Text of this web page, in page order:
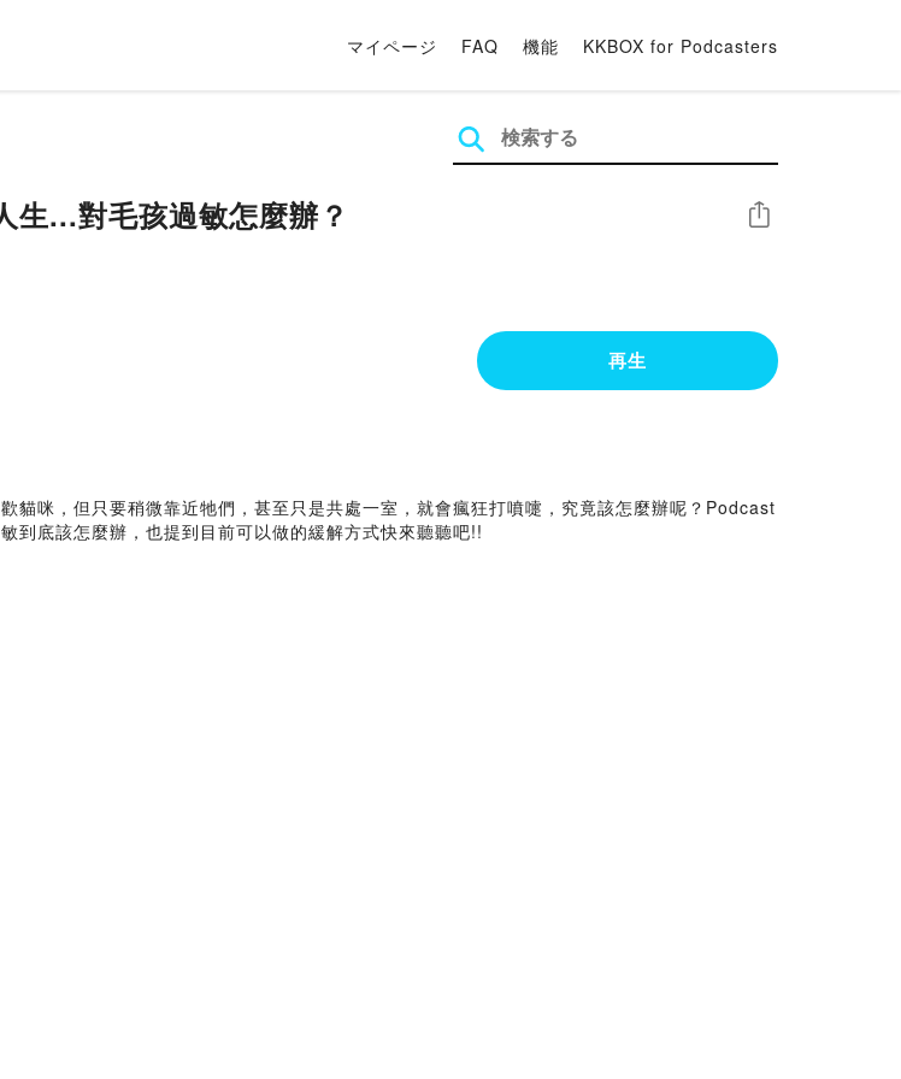
マイページ FAQ 機能 KKBOX for Podcasters
生...對毛孩過敏怎麼辦？ シェア
再生
貓咪，但只要稍微靠近牠們，甚至只是共處一室，就會瘋狂打噴嚏，究竟該怎麼辦呢？Podcast
到底該怎麼辦，也提到目前可以做的緩解方式快來聽聽吧!!